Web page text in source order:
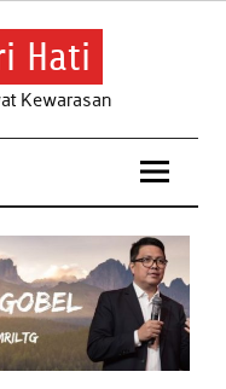
Hati
Kewarasan